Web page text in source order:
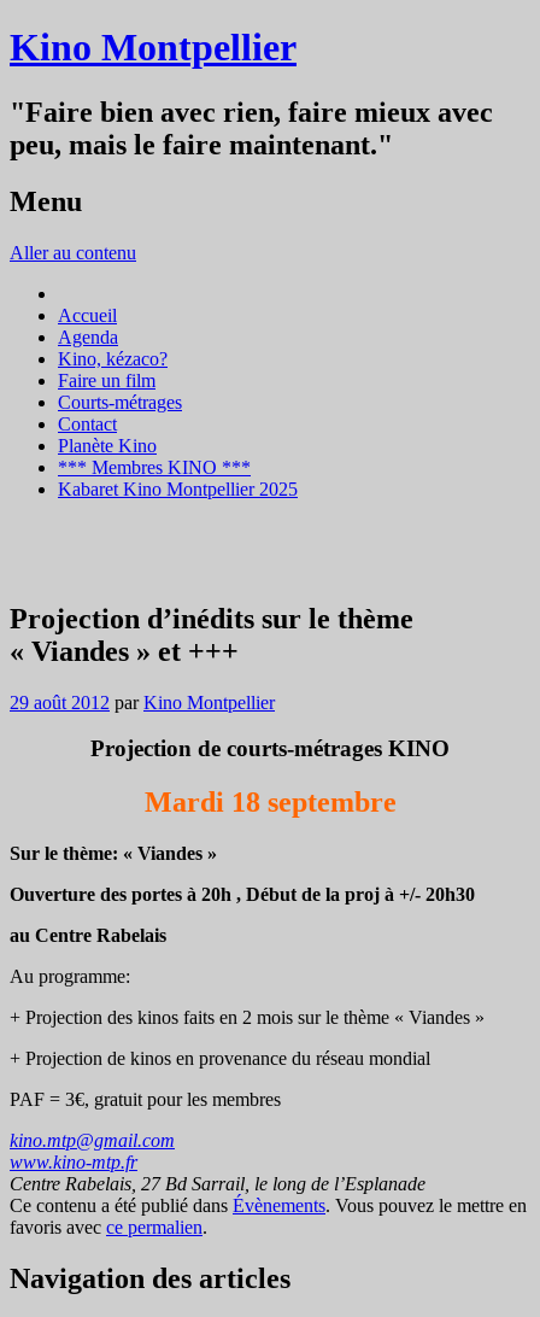
Kino Montpellier
"Faire bien avec rien, faire mieux avec
peu, mais le faire maintenant."
Menu
Aller au contenu
Accueil
Agenda
Kino, kézaco?
Faire un film
Courts-métrages
Contact
Planète Kino
*** Membres KINO ***
Kabaret Kino Montpellier 2025
Projection d’inédits sur le thème
« Viandes » et +++
29 août 2012 parKino Montpellier
Projection de courts-métrages KINO
Mardi 18 septembre
Sur le thème: « Viandes »
Ouverture des portes à 20h , Début de la proj à +/- 20h30
au Centre Rabelais
Au programme:
+ Projection des kinos faits en 2 mois sur le thème « Viandes »
+ Projection de kinos en provenance du réseau mondial
PAF = 3€, gratuit pour les membres
kino.mtp@gmail.com
www.kino-mtp.fr
Centre Rabelais, 27 Bd Sarrail, le long de l’Esplanade
Ce contenu a été publié dans Évènements. Vous pouvez le mettre en
favoris avec ce permalien.
Navigation des articles